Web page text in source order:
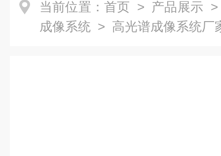
当前位置： 首页 > 产品展示
成像系统 > 高光谱成像系统厂